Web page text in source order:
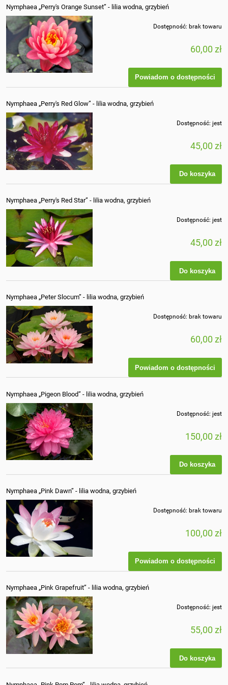
Nymphaea „Perry's Orange Sunset” - lilia wodna, grzybień
Dostępność: brak towaru
60,00 zł
Powiadom o dostępności
Nymphaea „Perry's Red Glow” - lilia wodna, grzybień
Dostępność: jest
45,00 zł
Do koszyka
Nymphaea „Perry's Red Star” - lilia wodna, grzybień
Dostępność: jest
45,00 zł
Do koszyka
Nymphaea „Peter Slocum” - lilia wodna, grzybień
Dostępność: brak towaru
60,00 zł
Powiadom o dostępności
Nymphaea „Pigeon Blood” - lilia wodna, grzybień
Dostępność: jest
150,00 zł
Do koszyka
Nymphaea „Pink Dawn” - lilia wodna, grzybień
Dostępność: brak towaru
100,00 zł
Powiadom o dostępności
Nymphaea „Pink Grapefruit” - lilia wodna, grzybień
Dostępność: jest
55,00 zł
Do koszyka